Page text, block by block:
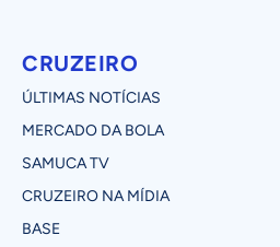
CRUZEIRO
ÚLTIMAS NOTÍCIAS
MERCADO DA BOLA
SAMUCA TV
CRUZEIRO NA MÍDIA
BASE